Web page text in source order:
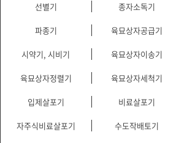
선별기 종자소독기
파종기 육묘상자공급기
시약기, 시비기 육묘상자이송기
육묘상자정렬기 육묘상자세척기
입제살포기 비료살포기
자주식비료살포기 수도작배토기